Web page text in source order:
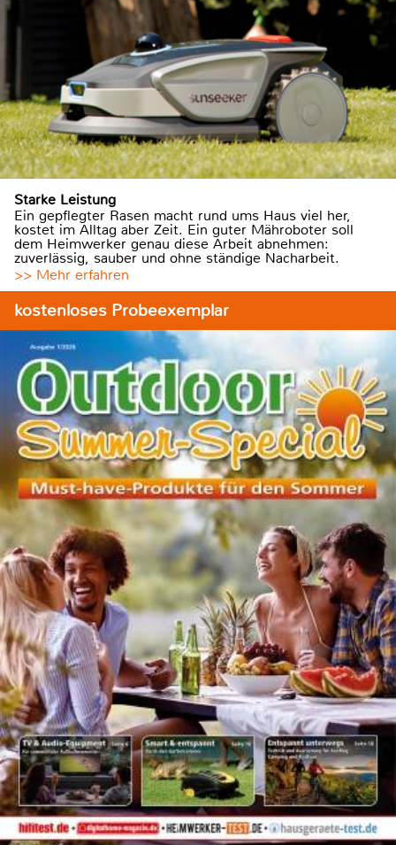
Starke Leistung
Ein gepflegter Rasen macht rund ums Haus viel her,
kostet im Alltag aber Zeit. Ein guter Mähroboter soll
dem Heimwerker genau diese Arbeit abnehmen:
zuverlässig, sauber und ohne ständige Nacharbeit.
>> Mehr erfahren
kostenloses Probeexemplar